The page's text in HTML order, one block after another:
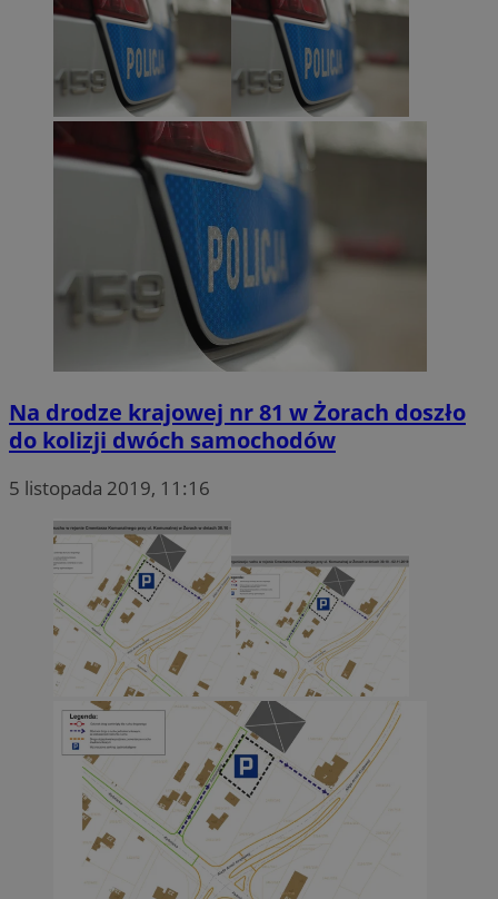
Na drodze krajowej nr 81 w Żorach doszło
do kolizji dwóch samochodów
5 listopada 2019, 11:16